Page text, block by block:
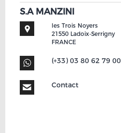
S.A MANZINI
les Trois Noyers
21550 Ladoix-Serrigny
FRANCE
(+33) 03 80 62 79 00
Contact